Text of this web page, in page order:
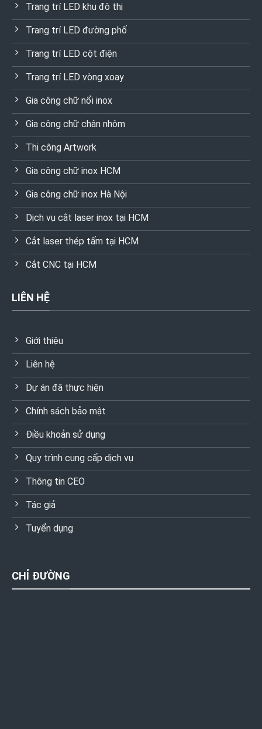
Trang trí LED khu đô thị
Trang trí LED đường phố
Trang trí LED cột điện
Trang trí LED vòng xoay
Gia công chữ nổi inox
Gia công chữ chân nhôm
Thi công Artwork
Gia công chữ inox HCM
Gia công chữ inox Hà Nội
Dịch vụ cắt laser inox tại HCM
Cắt laser thép tấm tại HCM
Cắt CNC tại HCM
LIÊN HỆ
Giới thiệu
Liên hệ
Dự án đã thực hiện
Chính sách bảo mật
Điều khoản sử dụng
Quy trình cung cấp dịch vụ
Thông tin CEO
Tác giả
Tuyển dụng
CHỈ ĐƯỜNG